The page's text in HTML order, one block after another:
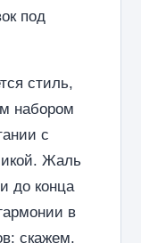
под
стиль,
набором
с
Жаль
до конца
в
скажем,